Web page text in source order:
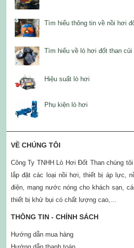
Tìm hiểu thông tin về nồi hơi
Tìm hiểu về lò hơi đốt than củi
Hiệu suất lò hơi
Phụ kiện lò hơi
VỀ CHÚNG TÔI
Công Ty TNHH Lò Hơi Đốt Than chúng
lắp đặt các loại nồi hơi, thiết bị áp lực,
điện, mạng nước nóng cho khách sạn,
thiết bị khử bụi có chất lượng cao,...
THÔNG TIN - CHÍNH SÁCH
Hướng dẫn mua hàng